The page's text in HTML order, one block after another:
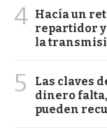
4 Hacía un
repartidor y
la
5
Las claves
dinero
pueden